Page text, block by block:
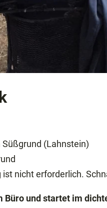
(Lahnstein)
nicht erforderlich.
und startet im